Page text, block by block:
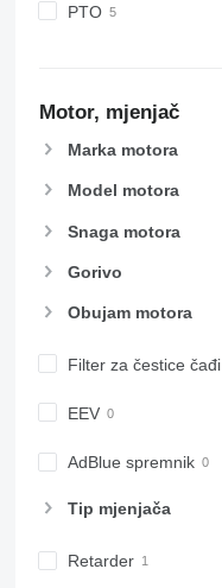
PTO
Motor, mjenjač
Marka motora
Model motora
Snaga motora
Gorivo
Obujam motora
Filter za čestice čađi
EEV
AdBlue spremnik
Tip mјenjača
Retarder